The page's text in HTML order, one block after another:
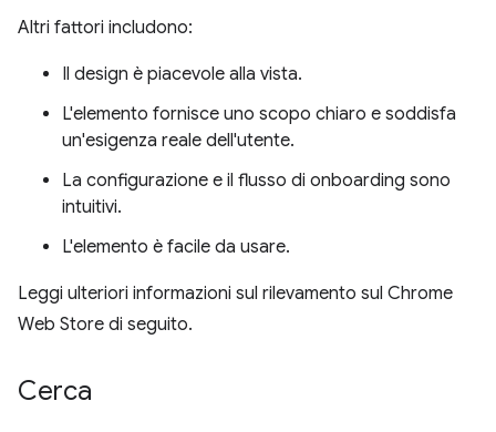
Altri fattori includono:
Il design è piacevole alla vista.
L'elemento fornisce uno scopo chiaro e soddisfa
un'esigenza reale dell'utente.
La configurazione e il flusso di onboarding sono
intuitivi.
L'elemento è facile da usare.
Leggi ulteriori informazioni sul rilevamento sul Chrome
Web Store di seguito.
Cerca